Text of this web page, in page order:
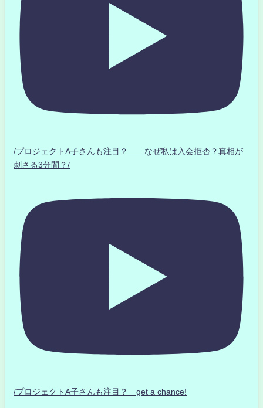
/プロジェクトA子さんも注目？ なぜ私は入会拒否？真相が
刺さる3分間？/
/プロジェクトA子さんも注目？ get a chance!